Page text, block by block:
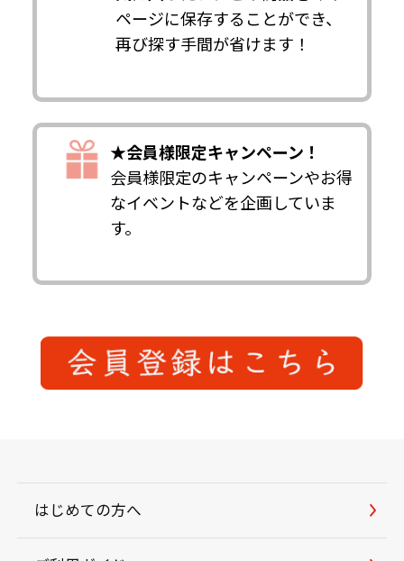
ページに保存することができ、
再び探す手間が省けます！
★会員様限定キャンペーン！
会員様限定のキャンペーンやお得
なイベントなどを企画していま
す。
はじめての方へ